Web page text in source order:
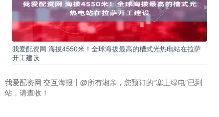
我爱配资网 海拔4550米！全球海拔最高的槽式光热电站在拉萨
开工建设
我爱配资网 交互海报丨@所有湘亲，您预订的“塞上绿电”已到
站，请查收！